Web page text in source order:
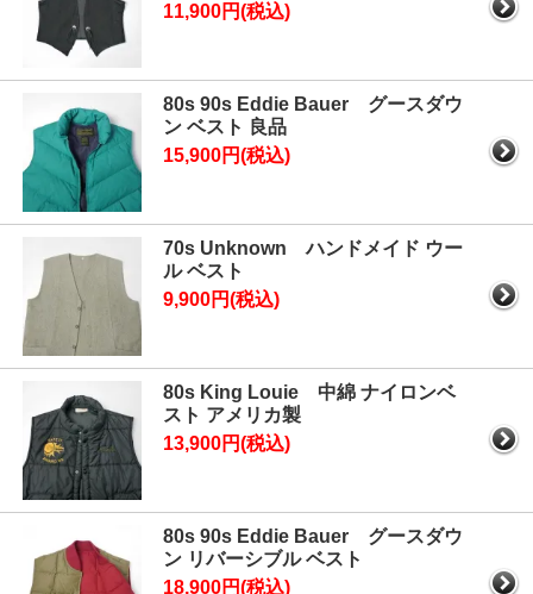
11,900円(税込)
80s 90s Eddie Bauer グースダウ
ン ベスト 良品
15,900円(税込)
70s Unknown ハンドメイド ウー
ル ベスト
9,900円(税込)
80s King Louie 中綿 ナイロンベ
スト アメリカ製
13,900円(税込)
80s 90s Eddie Bauer グースダウ
ン リバーシブル ベスト
18,900円(税込)